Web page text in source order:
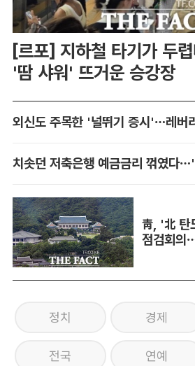
[르포] 지하철 타기가 두
'땀 샤워' 뜨거운 승강장
靑, '北 탄
점검회의
정치 경제
전국 연예